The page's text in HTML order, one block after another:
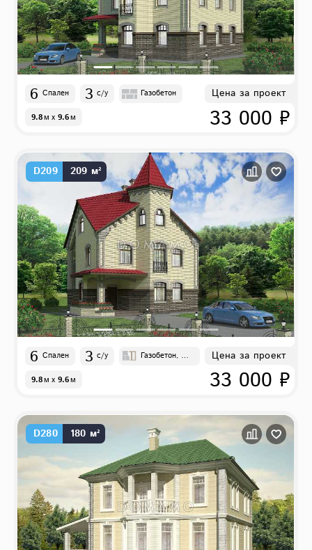
6 Спален 3 с/у Газобетон
9.8м x 9.6м
Цена за проект
33 000 ₽
D209 209 м²
6 Спален 3 с/у
Газобетон, Ка
9.8м x 9.6м
Цена за проект
33 000 ₽
D280 180 м²